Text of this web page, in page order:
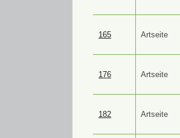
165 Artseite
176 Artseite
182 Artseite